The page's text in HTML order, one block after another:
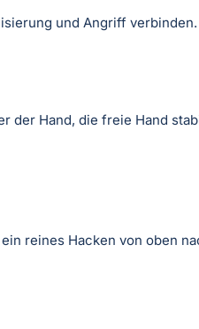
und Angriff verbinden.
der Hand, die freie Hand
reines Hacken von oben